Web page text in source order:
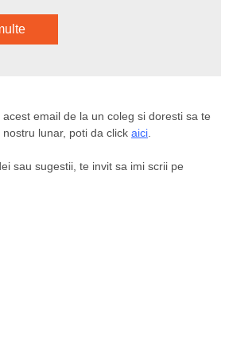
email de la un coleg si doresti sa te
lunar, poti da click aici
sau sugestii, te invit sa imi scrii pe